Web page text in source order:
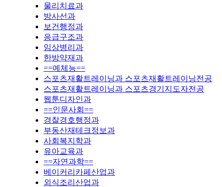
물리치료과
방사선과
보건행정과
응급구조과
임상병리과
한방약재과
==예체능==
스포츠재활트레이닝과 스포츠재활트레이닝전공
스포츠재활트레이닝과 스포츠경기지도자전공
웹툰디자인과
==인문사회==
경찰경호행정과
부동산재테크정보과
사회복지학과
유아교육과
==자연과학==
베이커리카페산업과
외식조리산업과